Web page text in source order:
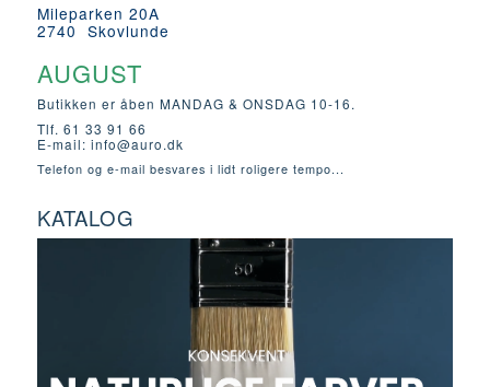
Mileparken 20A
2740 Skovlunde
AUGUST
Butikken er åben MANDAG & ONSDAG 10-16.
Tlf. 61 33 91 66
E-mail: info@auro.dk
Telefon og e-mail besvares i lidt roligere tempo...
KATALOG